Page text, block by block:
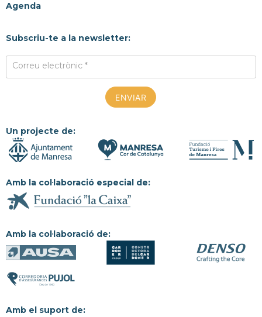
Agenda
Subscriu-te a la newsletter:
Correu electrònic *
Un projecte de:
Amb la col·laboració especial de:
Amb la col·laboració de:
Amb el suport de: